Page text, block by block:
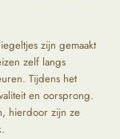
zijn gemaakt
zelf langs
Tijdens het
en oorsprong.
hierdoor zijn ze